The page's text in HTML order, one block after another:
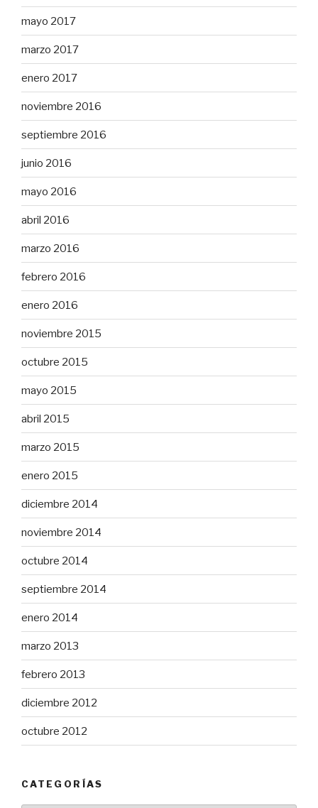
mayo 2017
marzo 2017
enero 2017
noviembre 2016
septiembre 2016
junio 2016
mayo 2016
abril 2016
marzo 2016
febrero 2016
enero 2016
noviembre 2015
octubre 2015
mayo 2015
abril 2015
marzo 2015
enero 2015
diciembre 2014
noviembre 2014
octubre 2014
septiembre 2014
enero 2014
marzo 2013
febrero 2013
diciembre 2012
octubre 2012
CATEGORÍAS